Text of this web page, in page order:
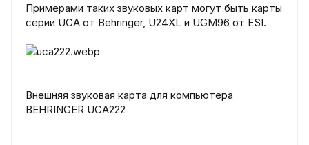
Примерами таких звуковых карт могут быть карты
серии UCA от Behringer, U24XL и UGM96 от ESI.
Внешняя звуковая карта для компьютера
BEHRINGER UCA222